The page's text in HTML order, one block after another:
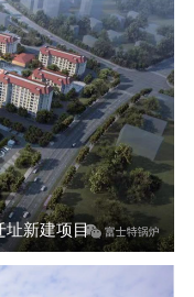
址新建项目